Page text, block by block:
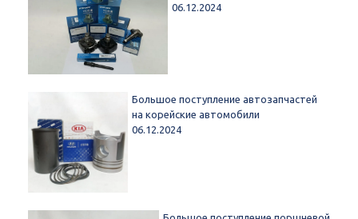
06.12.2024
Большое поступление автозапчастей
на корейские автомобили
06.12.2024